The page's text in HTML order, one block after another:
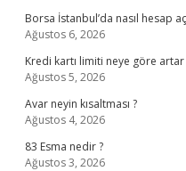
Borsa İstanbul’da nasıl hesap
Ağustos 6, 2026
Kredi kartı limiti neye göre artar
Ağustos 5, 2026
Avar neyin kısaltması ?
Ağustos 4, 2026
83 Esma nedir ?
Ağustos 3, 2026